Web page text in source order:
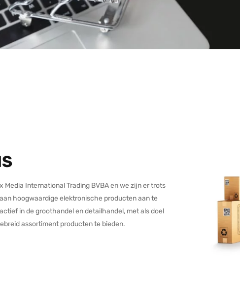
Media International Trading BVBA en we zijn er trots
hoogwaardige elektronische producten aan te
in de groothandel en detailhandel, met als doel
assortiment producten te bieden.